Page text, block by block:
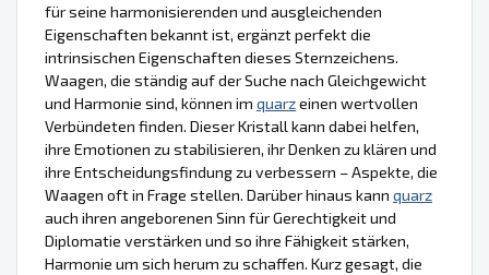
für seine harmonisierenden und ausgleichenden
Eigenschaften bekannt ist, ergänzt perfekt die
intrinsischen Eigenschaften dieses Sternzeichens.
Waagen, die ständig auf der Suche nach Gleichgewicht
und Harmonie sind, können im quarzeinen wertvollen
Verbündeten finden. Dieser Kristall kann dabei helfen,
ihre Emotionen zu stabilisieren, ihr Denken zu klären und
ihre Entscheidungsfindung zu verbessern – Aspekte, die
Waagen oft in Frage stellen. Darüber hinaus kann quarz
auch ihren angeborenen Sinn für Gerechtigkeit und
Diplomatie verstärken und so ihre Fähigkeit stärken,
Harmonie um sich herum zu schaffen. Kurz gesagt, die